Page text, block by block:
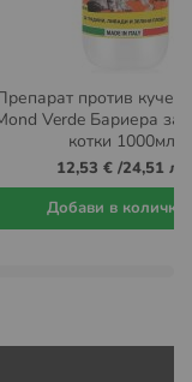
против
Verde Бариера за
котки 1000мл.
12,53 €/24,51 лв.
Добави в